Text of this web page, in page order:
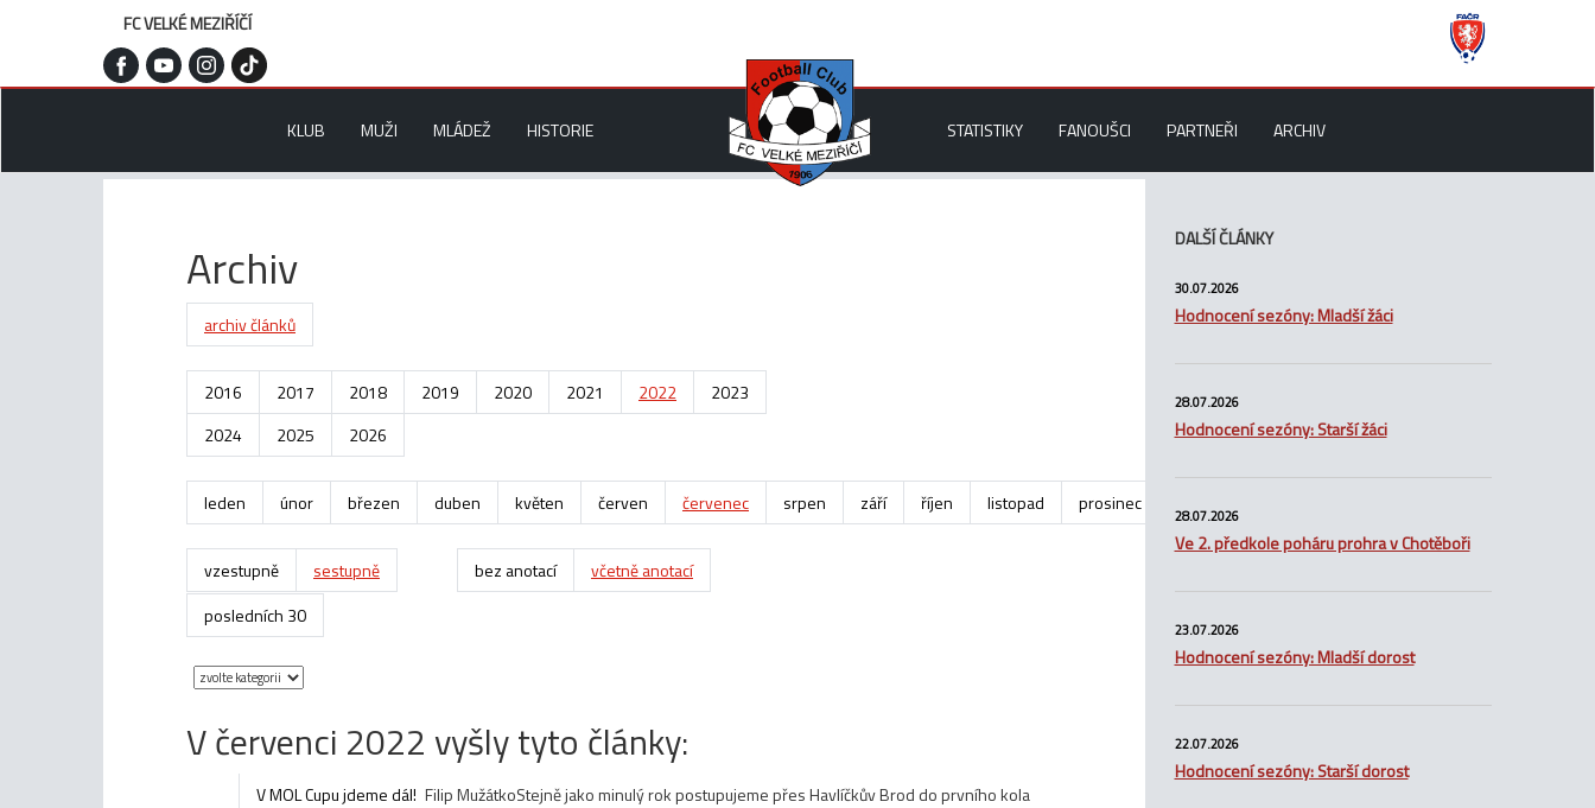
FC VELKÉ MEZIŘÍČÍ
KLUB MUŽI MLÁDEŽ HISTORIE STATISTIKY FANOUŠCI PARTNEŘI ARCHIV
Archiv
archiv článků
2016 2017 2018 2019 2020 2021 2022
2023
2024
2025 2026
leden únor březen duben květen červen červenec srpen září říjen listopad prosinec
vzestupně sestupně bez anotací
včetně anotací
posledních 30
V červenci 2022 vyšly tyto články:
V MOL Cupu jdeme dál! Filip MužátkoStejně jako minulý rok postupujeme přes Havlíčkův Brod do prvního kola
DALŠÍ ČLÁNKY
30.07.2026
Hodnocení sezóny: Mladší žáci
28.07.2026
Hodnocení sezóny: Starší žáci
28.07.2026
Ve 2. předkole poháru prohra v Chotěboři
23.07.2026
Hodnocení sezóny: Mladší dorost
22.07.2026
Hodnocení sezóny: Starší dorost